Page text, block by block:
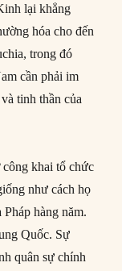
lại khẳng
hóa cho đến
trong đó
cần phải im
tinh thần của
khai tổ chức
như cách họ
hàng năm.
Quốc. Sự
quân sự chính